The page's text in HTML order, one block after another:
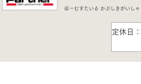
ほーむすたいる かぶしきがいしゃ
定休日